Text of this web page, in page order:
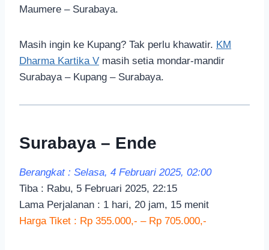
Maumere – Surabaya.
Masih ingin ke Kupang? Tak perlu khawatir. KM
Dharma Kartika V masih setia mondar-mandir
Surabaya – Kupang – Surabaya.
Surabaya – Ende
Berangkat : Selasa, 4 Februari 2025, 02:00
Tiba : Rabu, 5 Februari 2025, 22:15
Lama Perjalanan : 1 hari, 20 jam, 15 menit
Harga Tiket : Rp 355.000,- – Rp 705.000,-